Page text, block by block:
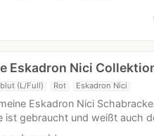
Eskadron Nici
(L/Full) Rot Eskadron Nici
Eskadron Nici
ist gebraucht und weißt auch